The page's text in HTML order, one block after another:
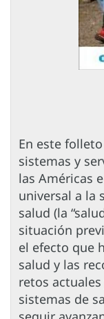
En este
sistemas y
las Américas
universal a la
salud (la
situación
el efecto que
salud y las
retos
sistemas de